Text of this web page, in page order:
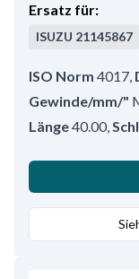
Ersatz für:
ISUZU 21145867
ISO Norm 4017,
Gewinde/mm/"
Länge40.00,